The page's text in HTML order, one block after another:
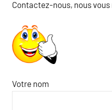
Contactez-nous, nous
Votre nom